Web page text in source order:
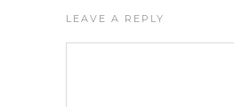
LEAVE A REPLY